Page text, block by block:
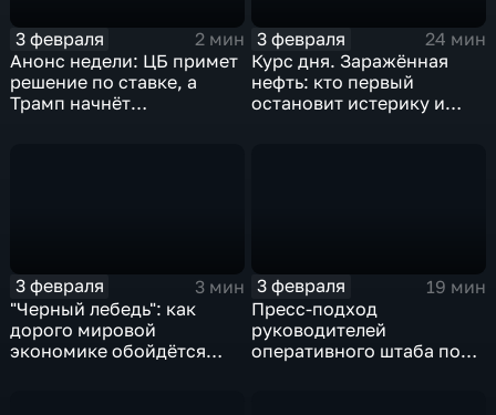
3 февраля
2 мин
Анонс недели: ЦБ примет
решение по ставке, а
Трамп начнёт
3 февраля
24 мин
Курс дня. Заражённая
нефть: кто первый
остановит истерику и
3 февраля
3 мин
"Черный лебедь": как
дорого мировой
экономике обойдётся
3 февраля
19 мин
Пресс-подход
руководителей
оперативного штаба по